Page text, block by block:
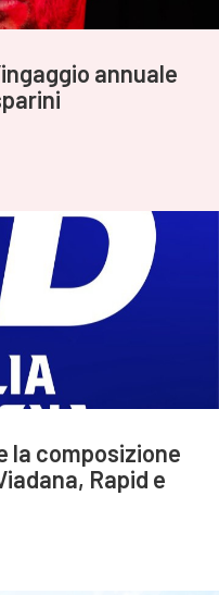
annuale
la composizione
Rapid e